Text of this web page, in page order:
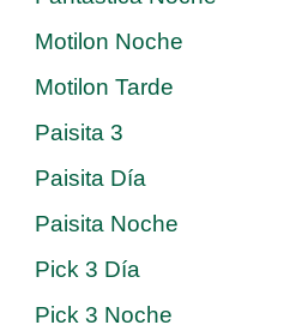
Motilon Noche
Motilon Tarde
Paisita 3
Paisita Día
Paisita Noche
Pick 3 Día
Pick 3 Noche